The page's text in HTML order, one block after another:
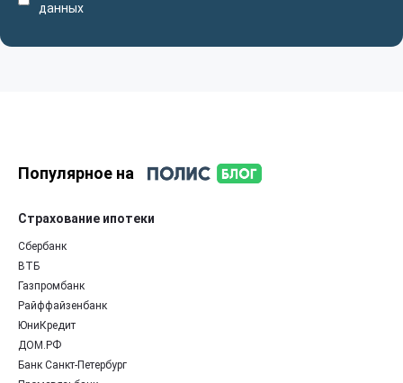
данных
Популярное на
Страхование ипотеки
Сбербанк
ВТБ
Газпромбанк
Райффайзенбанк
ЮниКредит
ДОМ.РФ
Банк Санкт-Петербург